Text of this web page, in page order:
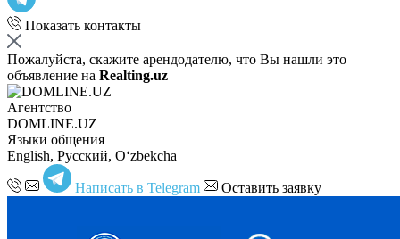
Показать контакты
Пожалуйста, скажите арендодателю, что Вы нашли это
объявление на Realting.uz
Агентство
DOMLINE.UZ
Языки общения
English, Русский, Oʻzbekcha
Написать в Telegram Оставить заявку